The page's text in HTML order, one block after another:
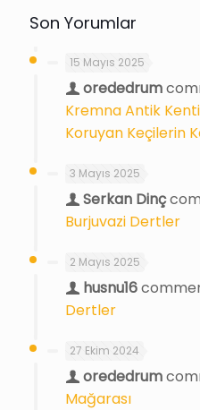
Son Yorumlar
15 Mayıs 2025
orededrum
Kremna Antik Kenti
Koruyan Keçilerin
3 Mayıs 2025
Serkan Dinç
Burjuvazi Dertler
2 Mayıs 2025
husnu16
Dertler
27 Ekim 2024
orededrum
Mağarası